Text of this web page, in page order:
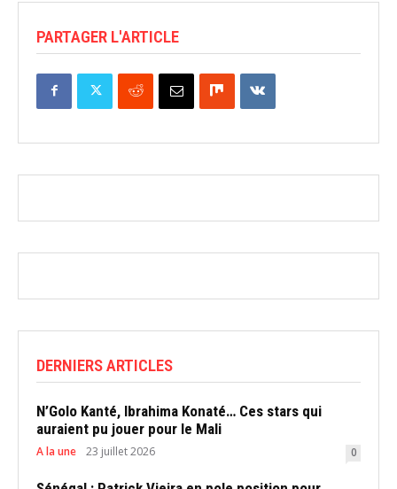
PARTAGER L'ARTICLE
DERNIERS ARTICLES
N’Golo Kanté, Ibrahima Konaté… Ces stars qui
auraient pu jouer pour le Mali
A la une 23 juillet 2026 0